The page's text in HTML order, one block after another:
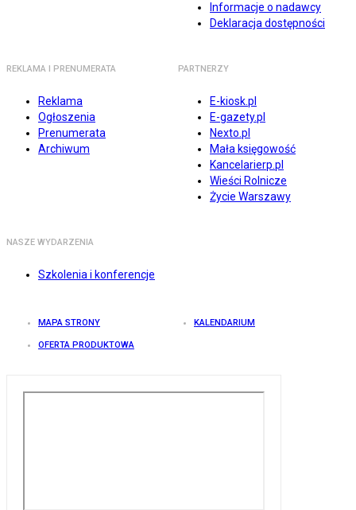
Informacje o nadawcy
Deklaracja dostępności
REKLAMA I PRENUMERATA
Reklama
Ogłoszenia
Prenumerata
Archiwum
PARTNERZY
E-kiosk.pl
E-gazety.pl
Nexto.pl
Mała księgowość
Kancelarierp.pl
Wieści Rolnicze
Życie Warszawy
NASZE WYDARZENIA
Szkolenia i konferencje
MAPA STRONY KALENDARIUM
OFERTA PRODUKTOWA